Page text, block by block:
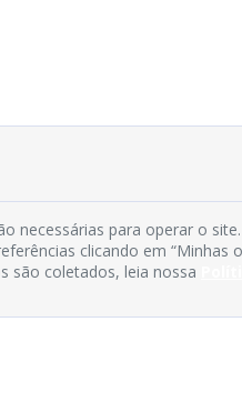
necessárias para operar o
clicando em “Minhas
são coletados, leia nossa